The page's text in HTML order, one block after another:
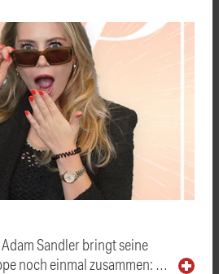
Sandler bringt seine
noch einmal zusammen: …